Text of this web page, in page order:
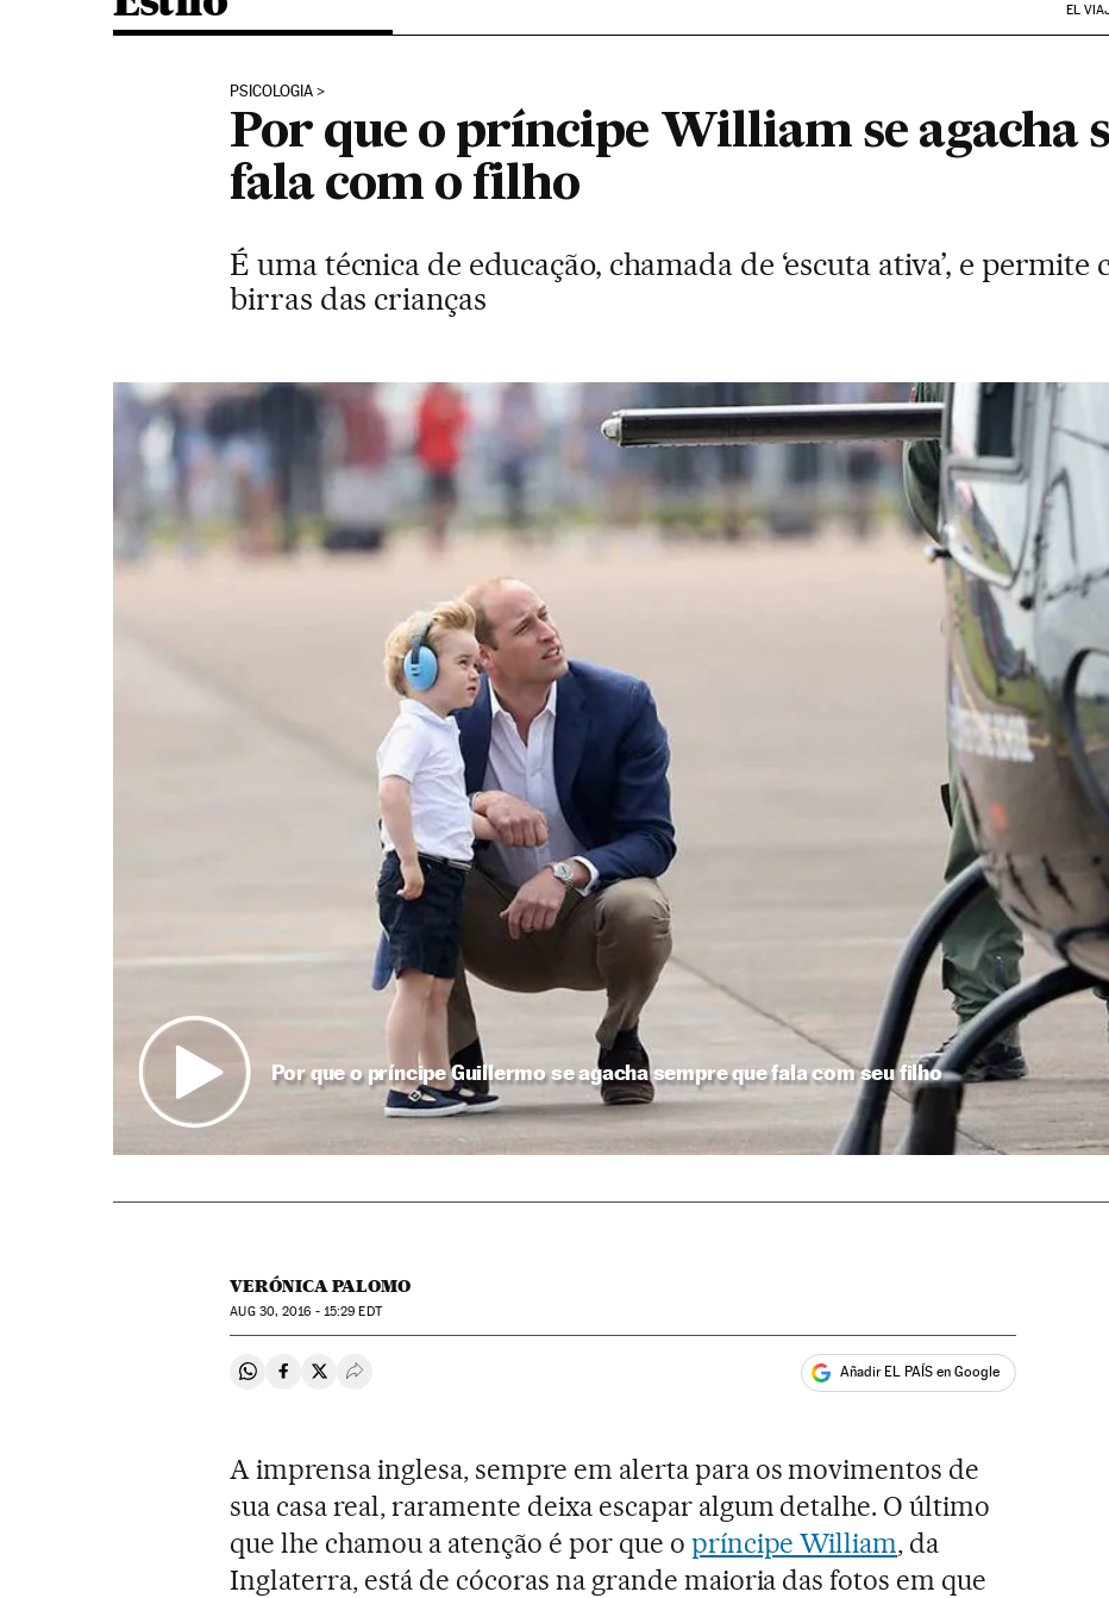
EL
PSICOLOGIA
Por que o príncipe William se agacha
fala com o filho
É uma técnica de educação, chamada de ‘escuta ativa’, e
birras das crianças
Por que o príncipe Guillermo se agacha sempre que fala com seu filho
VERÓNICA PALOMO
AUG30, 2016 - 15:29 EDT
Compartir en Whatsapp
Compartir en Facebook
Compartir en Twitter
Desplegar Redes Sociales Añadir EL PAÍS en Google
A imprensa inglesa, sempre em alerta para os movimentos de
sua casa real, raramente deixa escapar algum detalhe. O último
que lhe chamou a atenção é por que o príncipe William, da
Inglaterra, está de cócoras na grande maioria das fotos em que